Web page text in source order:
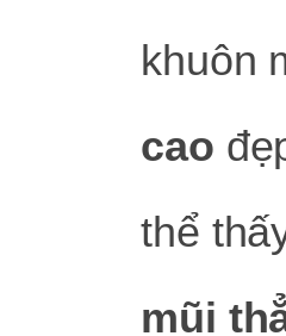
khuôn
cao
thể
mũi